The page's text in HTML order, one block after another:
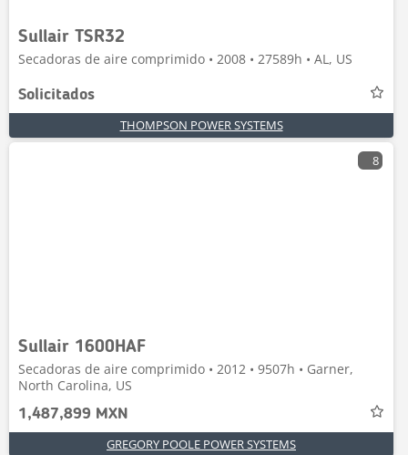
Sullair TSR32
Secadoras de aire comprimido • 2008 • 27589h • AL, US
Solicitados
THOMPSON POWER SYSTEMS
8
Sullair 1600HAF
Secadoras de aire comprimido • 2012 • 9507h • Garner,
North Carolina, US
1,487,899 MXN
GREGORY POOLE POWER SYSTEMS